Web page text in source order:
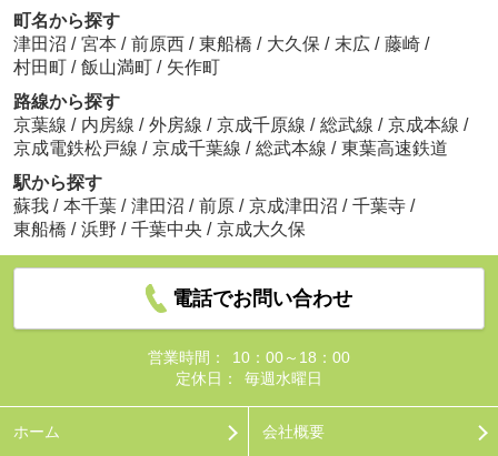
町名から探す
津田沼 / 宮本 / 前原西 / 東船橋 / 大久保 / 末広 / 藤崎 /
村田町 / 飯山満町 / 矢作町
路線から探す
京葉線 / 内房線 / 外房線 / 京成千原線 / 総武線 / 京成本線 /
京成電鉄松戸線 / 京成千葉線 / 総武本線 / 東葉高速鉄道
駅から探す
蘇我 / 本千葉 / 津田沼 / 前原 / 京成津田沼 / 千葉寺 /
東船橋 / 浜野 / 千葉中央 / 京成大久保
電話でお問い合わせ
営業時間：
10：00～18：00
定休日：
毎週水曜日
ホーム 会社概要